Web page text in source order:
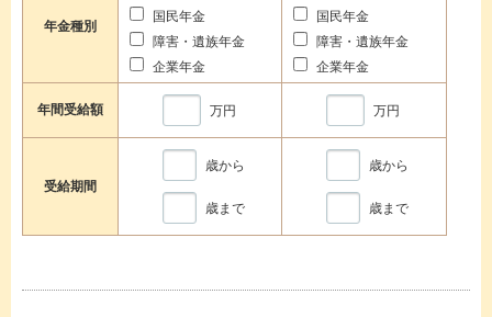
年金種別
国民年金
障害・遺族年金
企業年金
国民年金
障害・遺族年金
企業年金
年間受給額 万円 万円
受給期間
歳から
歳まで
歳から
歳まで